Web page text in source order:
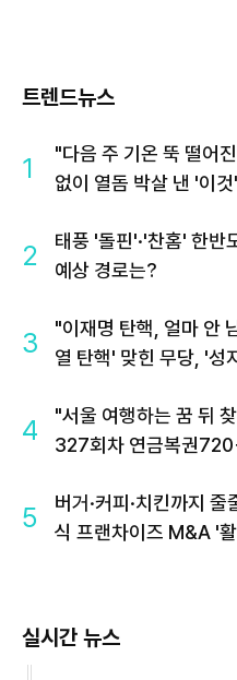
트렌드뉴스
1
"다음 주 기온 뚝 떨어
없이 열돔 박살 낸 '이것'
2
태풍 '돌핀'·'찬홈' 한반
예상 경로는?
3
"이재명 탄핵, 얼마 안
열 탄핵' 맞힌 무당, '성
4
"서울 여행하는 꿈 뒤
327회차 연금복권
5
버거·커피·치킨까지 줄
식 프랜차이즈 M&A '
실시간 뉴스